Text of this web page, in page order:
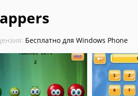
Бесплатно для Windows Phone